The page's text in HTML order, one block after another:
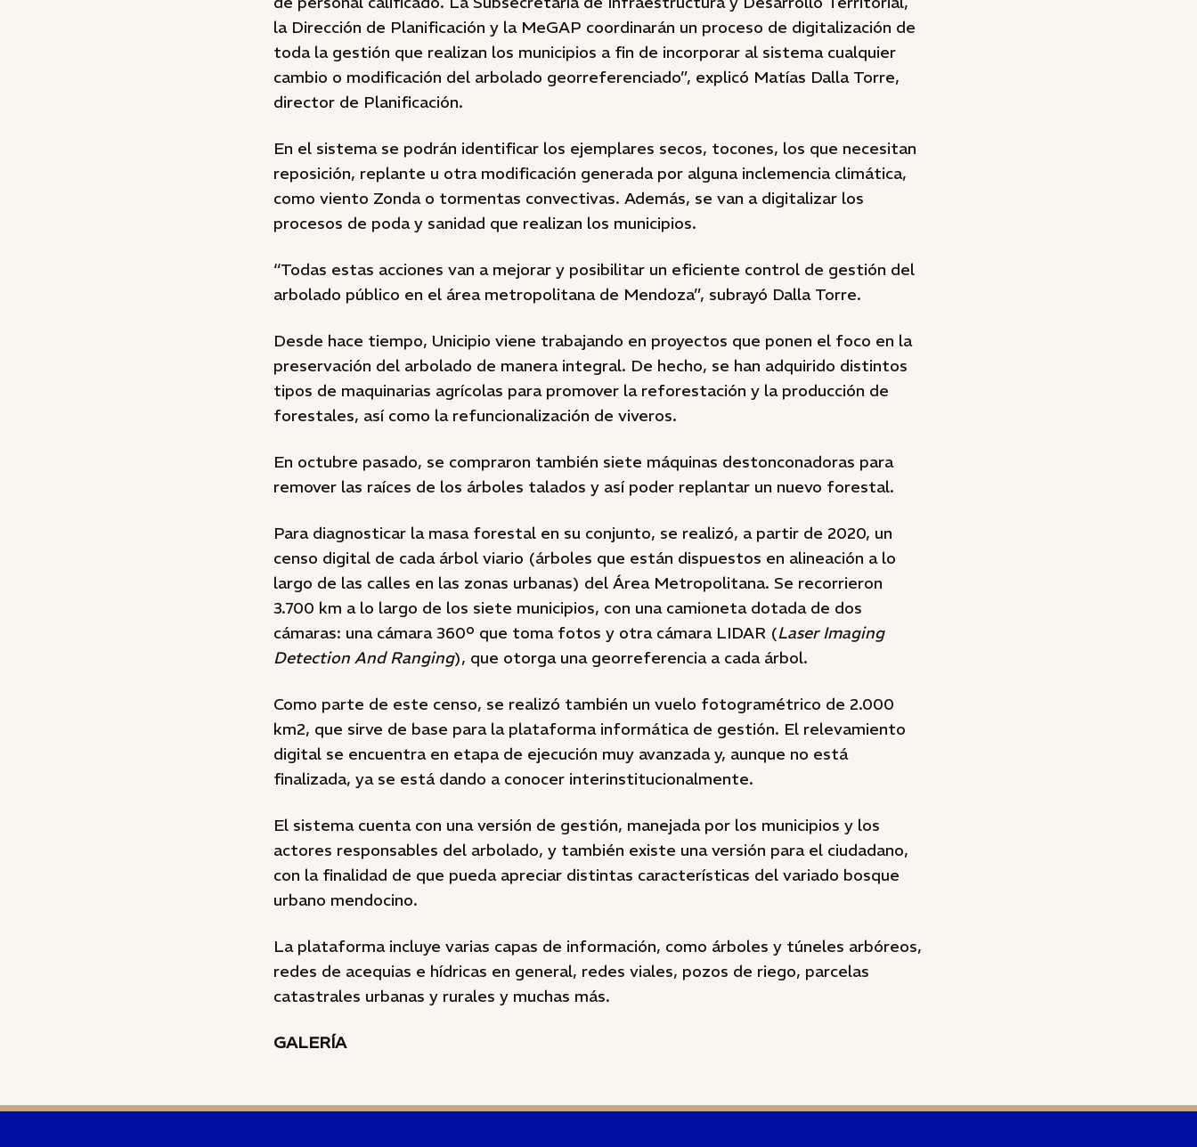
la Dirección de Planificación y la MeGAP coordinarán un proceso de digitalización de
toda la gestión que realizan los municipios a fin de incorporar al sistema cualquier
cambio o modificación del arbolado georreferenciado”, explicó Matías Dalla Torre,
director de Planificación.
En el sistema se podrán identificar los ejemplares secos, tocones, los que necesitan
reposición, replante u otra modificación generada por alguna inclemencia climática,
como viento Zonda o tormentas convectivas. Además, se van a digitalizar los
procesos de poda y sanidad que realizan los municipios.
“Todas estas acciones van a mejorar y posibilitar un eficiente control de gestión del
arbolado público en el área metropolitana de Mendoza”, subrayó Dalla Torre.
Desde hace tiempo, Unicipio viene trabajando en proyectos que ponen el foco en la
preservación del arbolado de manera integral. De hecho, se han adquirido distintos
tipos de maquinarias agrícolas para promover la reforestación y la producción de
forestales, así como la refuncionalización de viveros.
En octubre pasado, se compraron también siete máquinas destonconadoras para
remover las raíces de los árboles talados y así poder replantar un nuevo forestal.
Para diagnosticar la masa forestal en su conjunto, se realizó, a partir de 2020, un
censo digital de cada árbol viario (árboles que están dispuestos en alineación a lo
largo de las calles en las zonas urbanas) del Área Metropolitana. Se recorrieron
3.700 km a lo largo de los siete municipios, con una camioneta dotada de dos
cámaras: una cámara 360º que toma fotos y otra cámara LIDAR (Laser Imaging
Detection And Ranging), que otorga una georreferencia a cada árbol.
Como parte de este censo, se realizó también un vuelo fotogramétrico de 2.000
km2, que sirve de base para la plataforma informática de gestión. El relevamiento
digital se encuentra en etapa de ejecución muy avanzada y, aunque no está
finalizada, ya se está dando a conocer interinstitucionalmente.
El sistema cuenta con una versión de gestión, manejada por los municipios y los
actores responsables del arbolado, y también existe una versión para el ciudadano,
con la finalidad de que pueda apreciar distintas características del variado bosque
urbano mendocino.
La plataforma incluye varias capas de información, como árboles y túneles arbóreos,
redes de acequias e hídricas en general, redes viales, pozos de riego, parcelas
catastrales urbanas y rurales y muchas más.
GALERÍA